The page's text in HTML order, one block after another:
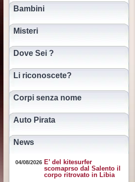
Bambini
Misteri
Dove Sei ?
Li riconoscete?
Corpi senza nome
Auto Pirata
News
04/08/2026 E’ del kitesurfer
scomaprso dal Salento il
corpo ritrovato in Libia